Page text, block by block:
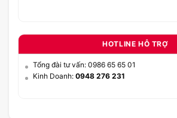
HOTLINE HỖ TRỢ
Tổng đài tư vấn: 0986 65 65 01
Kinh Doanh: 0948 276 231